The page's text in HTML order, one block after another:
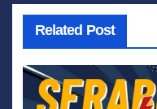
Related Post